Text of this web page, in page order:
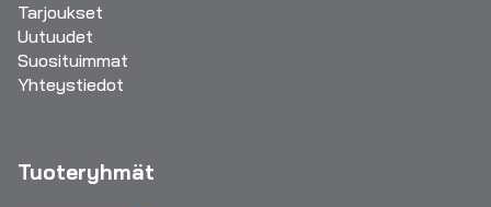
Tarjoukset
Uutuudet
Suosituimmat
Yhteystiedot
Tuoteryhmät